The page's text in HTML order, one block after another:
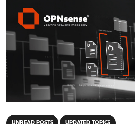
UNREAD POSTS UPDATED TOPICS